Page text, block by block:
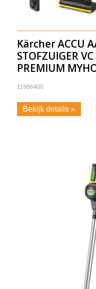
Kärcher ACCU
STOFZUIGER
PREMIUM
11986400
Bekijk details »